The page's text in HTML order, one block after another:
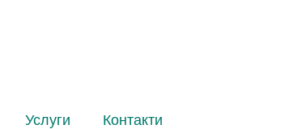
Услуги Контакти